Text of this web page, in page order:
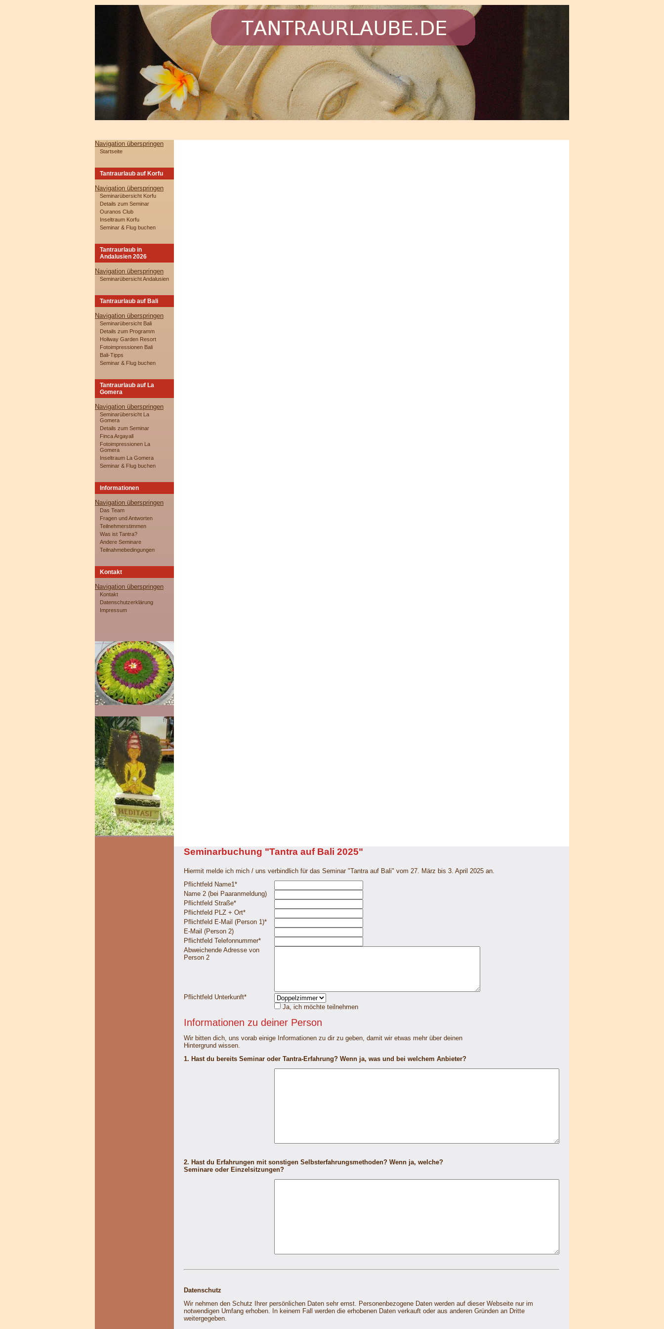
Navigation überspringen
Startseite
Tantraurlaub auf Korfu
Navigation überspringen
Seminarübersicht Korfu
Details zum Seminar
Ouranos Club
Inseltraum Korfu
Seminar & Flug buchen
Tantraurlaub in
Andalusien 2026
Navigation überspringen
Seminarübersicht Andalusien
Tantraurlaub auf Bali
Navigation überspringen
Seminarübersicht Bali
Details zum Programm
Holiway Garden Resort
Fotoimpressionen Bali
Bali-Tipps
Seminar & Flug buchen
Tantraurlaub auf La
Gomera
Navigation überspringen
Seminarübersicht La
Gomera
Details zum Seminar
Finca Argayall
Fotoimpressionen La
Gomera
Inseltraum La Gomera
Seminar & Flug buchen
Informationen
Navigation überspringen
Das Team
Fragen und Antworten
Teilnehmerstimmen
Was ist Tantra?
Andere Seminare
Teilnahmebedingungen
Kontakt
Navigation überspringen
Kontakt
Datenschutzerklärung
Impressum
Seminarbuchung "Tantra auf Bali 2025"
Hiermit melde ich mich / uns verbindlich für das Seminar "Tantra auf Bali" vom 27. März bis 3. April 2025 an.
Pflichtfeld Name1*
Name 2 (bei Paaranmeldung)
Pflichtfeld Straße*
Pflichtfeld PLZ + Ort*
Pflichtfeld E-Mail (Person 1)*
E-Mail (Person 2)
Pflichtfeld Telefonnummer*
Abweichende Adresse von
Person 2
Pflichtfeld Unterkunft*
Ja, ich möchte teilnehmen
Informationen zu deiner Person
Wir bitten dich, uns vorab einige Informationen zu dir zu geben, damit wir etwas mehr über deinen
Hintergrund wissen.
1. Hast du bereits Seminar oder Tantra-Erfahrung? Wenn ja, was und bei welchem Anbieter?
2. Hast du Erfahrungen mit sonstigen Selbsterfahrungsmethoden? Wenn ja, welche?
Seminare oder Einzelsitzungen?
Datenschutz
Wir nehmen den Schutz Ihrer persönlichen Daten sehr ernst. Personenbezogene Daten werden auf dieser Webseite nur im
notwendigen Umfang erhoben. In keinem Fall werden die erhobenen Daten verkauft oder aus anderen Gründen an Dritte
weitergegeben.